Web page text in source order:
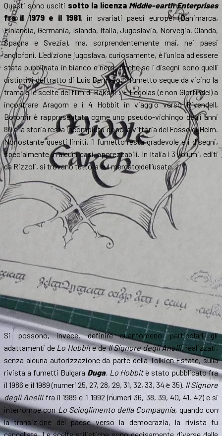
Questi sono usciti sotto la licenza Middle-earth Enterprises
fra il 1979 e il 1981, in svariati paesi europei (Danimarca,
Finlandia, Germania, Islanda, Italia, Jugoslavia, Norvegia, Olanda,
Spagna e Svezia), ma, sorprendentemente mai, nei paesi
anglofoni. L’edizione jugoslava, curiosamente, è l’unica ad essere
stata pubblicata in bianco e nero. Anche se i disegni sono quelli
distintivi del tratto di Luis Bermejo, il fumetto segue da vicino la
trama e le scelte del film di Bakshi : È Legolas (e non Glorfindel) a
incontrare Aragorn e i 4 Hobbit in viaggio verso Rivendell,
Boromir è rappresentato come uno pseudo-vichingo degli anni
80 e la storia resta incompiuta dopo la vittoria del Fosso di Helm.
Nonostante questi limiti, il fumetto resta gradevole e i disegni,
specialmente in alcuni casi, apprezzabili. In Italia i 3 volumi, editi
da Rizzoli, si trovano tuttora sul mercato dell’usato.
Si possono, invece, definire quantomeno particolari gli
adattamenti de Lo Hobbite deIlSignore degli Anelli, realizzati,
senza alcuna autorizzazione da parte della Tolkien Estate, sulla
rivista a fumetti Bulgara Duga. Lo Hobbitè stato pubblicato fra
il 1986 e il 1989 (numeri 25, 27, 28, 29, 31, 32, 33, 34 e 35). Il Signore
degli Anellifra il 1989 e il 1992 (numeri 36, 38, 39, 40, 41, 42) e si
interrompe con Lo Scioglimento della Compagnia, quando con
la transizione del paese verso la democrazia, la rivista fu